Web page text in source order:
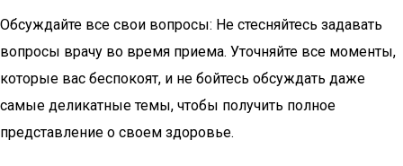
Обсуждайте все свои вопросы: Не стесняйтесь задавать
вопросы врачу во время приема. Уточняйте все моменты,
которые вас беспокоят, и не бойтесь обсуждать даже
самые деликатные темы, чтобы получить полное
представление о своем здоровье.